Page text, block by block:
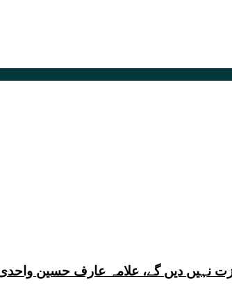
نہیں دیں گے، علامہ عارف حسین